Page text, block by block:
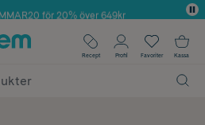
för 20% över 649kr
✓ Fri frakt
på alla köp*
Recept Profil Favoriter Kassa